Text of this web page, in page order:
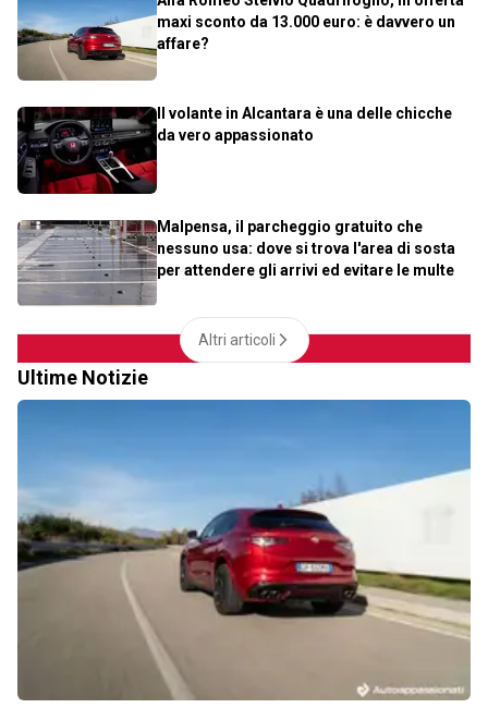
maxi sconto da 13.000 euro: è davvero un
affare?
Il volante in Alcantara è una delle chicche
da vero appassionato
Malpensa, il parcheggio gratuito che
nessuno usa: dove si trova l'area di sosta
per attendere gli arrivi ed evitare le multe
Altri articoli
Ultime Notizie